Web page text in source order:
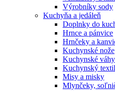
Výrobníky sody
Kuchyňa a jedáleň
Doplnky do
Hrnce a pánvice
Hrnčeky a
Kuchynské nože
Kuchynské váhy
Kuchynský textil
Misy a misky
Mlynčeky,